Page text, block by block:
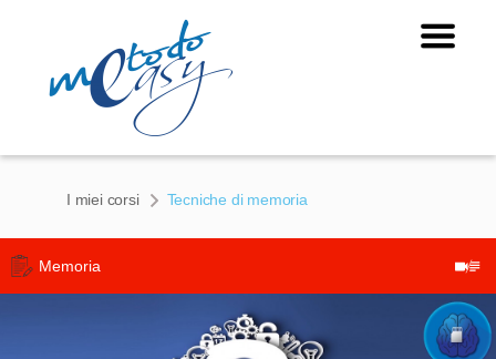
I miei corsi Tecniche di memoria
Memoria